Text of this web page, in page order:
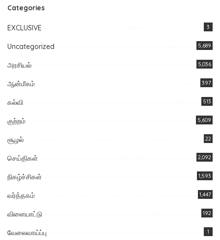
Categories
EXCLUSIVE 3
Uncategorized 5,689
அரசியல் 5,036
ஆன்மீகம் 397
கல்வி 513
குற்றம் 5,609
சூழல் 22
செய்திகள் 2,092
நிகழ்ச்சிகள் 1,593
வர்த்தகம் 1,447
விளையாட்டு 192
வேலைவாய்ப்பு 1